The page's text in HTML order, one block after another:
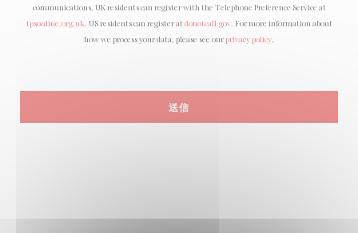
communications. UK residents can register with the Telephone Preference Service at
tpsonline.org.uk . US residents can register at donotcall.gov. For more information about
how we process your data, please see ourprivacy policy